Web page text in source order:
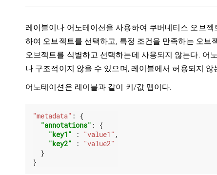
레이블이나 어노테이션을 사용하여 쿠버네티스 오브
하여 오브젝트를 선택하고, 특정 조건을 만족하는 오브
오브젝트를 식별하고 선택하는데 사용되지 않는다. 어
나 구조적이지 않을 수 있으며, 레이블에서 허용되지 않
어노테이션은 레이블과 같이 키/값 맵이다.
"metadata" :
{
"annotations" : {
"key1" : "value1" ,
"key2" :
"value2"
  }
}